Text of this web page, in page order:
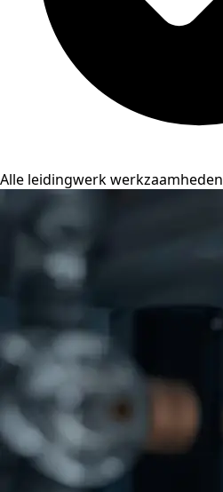
Alle leidingwerk werkzaamheden